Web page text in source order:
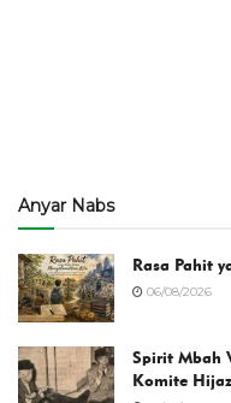
Anyar Nabs
Rasa Pahit
06/08/2026
Spirit Mbah
Komite